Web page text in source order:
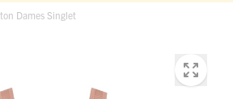
Dames Singlet